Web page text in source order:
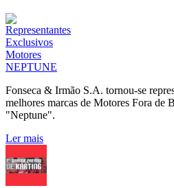
Fonseca & Irmão S.A. tornou-se
melhores marcas de Motores Fora de
"Neptune".
Ler mais